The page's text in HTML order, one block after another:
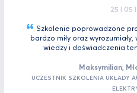
25 I 05
Szkolenie poprowadzone
bardzo miły oraz
wiedzy i doświadczenia
Maksymilian,
UCZESTNIK SZKOLENIA UKŁADY